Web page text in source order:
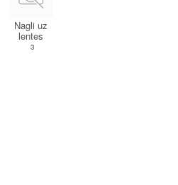
Nagli uz
lentes
3